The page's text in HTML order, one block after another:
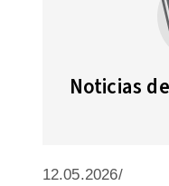
Noticias
12.05.2026/